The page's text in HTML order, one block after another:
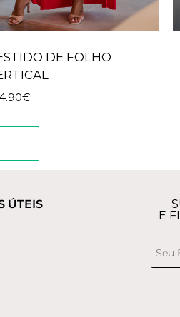
DE FOLHO
€
ÚTEIS
E